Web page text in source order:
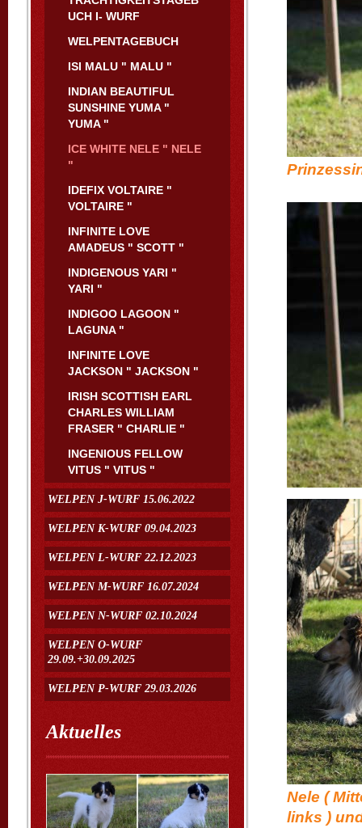
UCH I- WURF
WELPENTAGEBUCH
ISI MALU " MALU "
INDIAN BEAUTIFUL
SUNSHINE YUMA "
YUMA "
ICE WHITE NELE " NELE
"
IDEFIX VOLTAIRE "
VOLTAIRE "
INFINITE LOVE
AMADEUS " SCOTT "
INDIGENOUS YARI "
YARI "
INDIGOO LAGOON "
LAGUNA "
INFINITE LOVE
JACKSON " JACKSON "
IRISH SCOTTISH EARL
CHARLES WILLIAM
FRASER " CHARLIE "
INGENIOUS FELLOW
VITUS " VITUS "
WELPEN J-WURF 15.06.2022
WELPEN K-WURF 09.04.2023
WELPEN L-WURF 22.12.2023
WELPEN M-WURF 16.07.2024
WELPEN N-WURF 02.10.2024
WELPEN O-WURF
29.09.+30.09.2025
WELPEN P-WURF 29.03.2026
Aktuelles
Nele (
links )